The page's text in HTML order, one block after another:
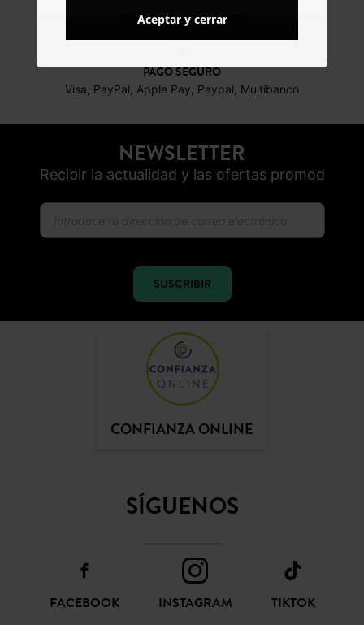
posibles durante 30 días
PAGO SEGURO
Visa, PayPal, Apple Pay, Paypal, Multibanco
NEWSLETTER
Recibir la actualidad y las ofertas promod
SUSCRIBIR
CONFIANZA ONLINE
SÍGUENOS
FACEBOOK INSTAGRAM TIKTOK
Aceptar y cerrar